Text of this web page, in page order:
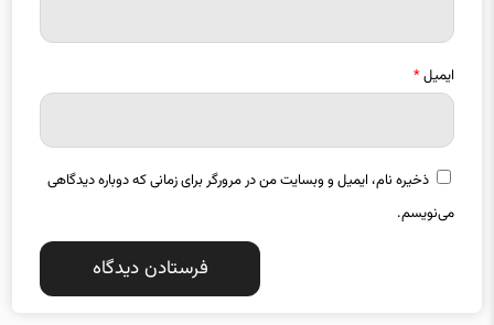
ایمیل*
ذخیره نام، ایمیل و وبسایت من در مرورگر برای زمانی که دوباره دیدگاهی
می‌نویسم.